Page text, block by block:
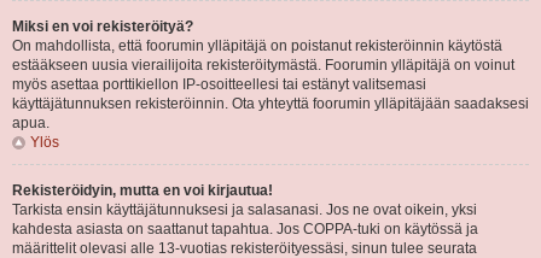
Miksi en voi rekisteröityä?
On mahdollista, että foorumin ylläpitäjä on poistanut rekisteröinnin käytöstä
estääkseen uusia vierailijoita rekisteröitymästä. Foorumin ylläpitäjä on voinut
myös asettaa porttikiellon IP-osoitteellesi tai estänyt valitsemasi
käyttäjätunnuksen rekisteröinnin. Ota yhteyttä foorumin ylläpitäjään saadaksesi
apua.
Ylös
Rekisteröidyin, mutta en voi kirjautua!
Tarkista ensin käyttäjätunnuksesi ja salasanasi. Jos ne ovat oikein, yksi
kahdesta asiasta on saattanut tapahtua. Jos COPPA-tuki on käytössä ja
määrittelit olevasi alle 13-vuotias rekisteröityessäsi, sinun tulee seurata